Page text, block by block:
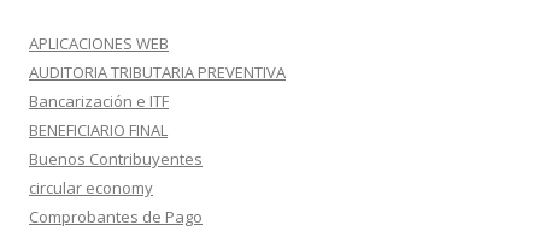
APLICACIONES WEB
AUDITORIA TRIBUTARIA PREVENTIVA
Bancarización e ITF
BENEFICIARIO FINAL
Buenos Contribuyentes
circular economy
Comprobantes de Pago